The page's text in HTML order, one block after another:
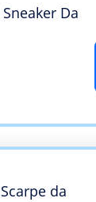
Sneaker Da
da